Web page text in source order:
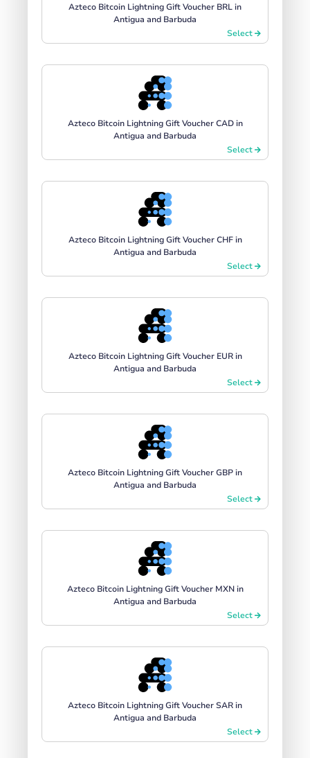
Azteco Bitcoin Lightning Gift Voucher BRL in
Antigua and Barbuda
Select
Azteco Bitcoin Lightning Gift Voucher CAD in
Antigua and Barbuda
Select
Azteco Bitcoin Lightning Gift Voucher CHF in
Antigua and Barbuda
Select
Azteco Bitcoin Lightning Gift Voucher EUR in
Antigua and Barbuda
Select
Azteco Bitcoin Lightning Gift Voucher GBP in
Antigua and Barbuda
Select
Azteco Bitcoin Lightning Gift Voucher MXN in
Antigua and Barbuda
Select
Azteco Bitcoin Lightning Gift Voucher SAR in
Antigua and Barbuda
Select